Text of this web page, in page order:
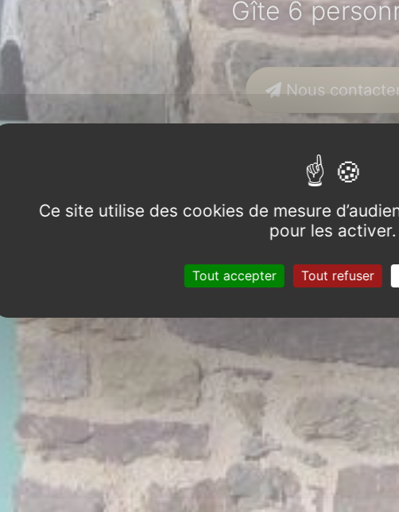
Gîte 6
Nous
Ce site utilise des cookies de mesure
pour les activer.
Tout accepter Tout refuser